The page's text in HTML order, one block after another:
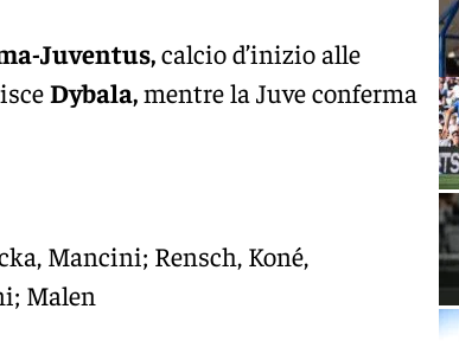
Juventus,calcio d’inizio alle
Dybala,mentre la Juve conferma
Mancini; Rensch, Koné,
Malen